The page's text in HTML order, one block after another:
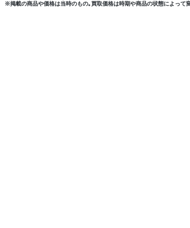
※掲載の商品や価格は当時のもの｡買取価格は時期や商品の状態によって